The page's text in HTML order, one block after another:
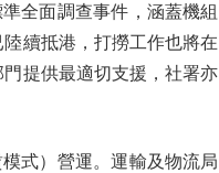
全面調查事件，涵蓋機組
續抵港，打撈工作也將在
提供最適切支援，社署亦
式）營運。運輸及物流局